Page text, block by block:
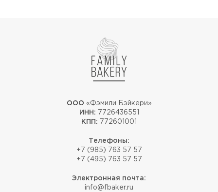
ООО «Фэмили Бэйкери»
ИНН: 7726436551
КПП: 772601001
Телефоны:
+7 (985) 763 57 57
+7 (495) 763 57 57
Электронная почта:
info@fbaker.ru